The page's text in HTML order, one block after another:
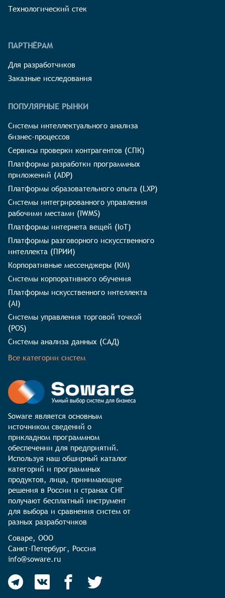
Технологический стек
ПАРТНЁРАМ
Для разработчиков
Заказные исследования
ПОПУЛЯРНЫЕ РЫНКИ
Системы интеллектуального анализа
бизнес-процессов
Сервисы проверки контрагентов (СПК)
Платформы разработки программных
приложений (ADP)
Платформы образовательного опыта (LXP)
Системы интегрированного управления
рабочими местами (IWMS)
Платформы интернета вещей (IoT)
Платформы разговорного искусственного
интеллекта (ПРИИ)
Корпоративные мессенджеры (КМ)
Системы корпоративного обучения
Платформы искусственного интеллекта
(AI)
Системы управления торговой точкой
(POS)
Системы анализа данных (САД)
Все категории систем
Soware является основным
источником сведений о
прикладном программном
обеспечении для предприятий.
Используя наш обширный каталог
категорий и программных
продуктов, лица, принимающие
решения в России и странах СНГ
получают бесплатный инструмент
для выбора и сравнения систем от
разных разработчиков
Соваре, ООО
Санкт-Петербург, Россия
info@soware.ru